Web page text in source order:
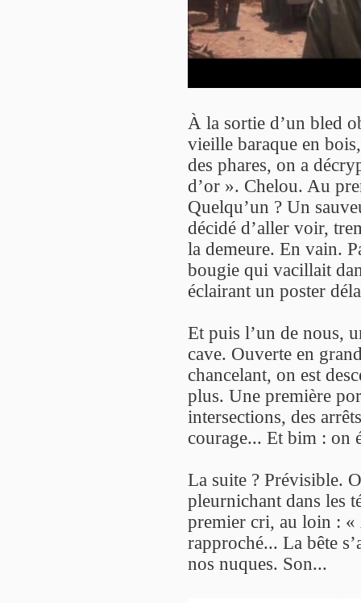
À la sortie d’un bled
vieille baraque en
des phares, on a
d’or ». Chelou. Au
Quelqu’un ? Un
décidé d’aller voir,
la demeure. En vain.
bougie qui vacillait
éclairant un poster
Et puis l’un de nous,
cave. Ouverte en
chancelant, on est
plus. Une première
intersections, des
courage... Et bim : on
La suite ? Prévisible.
pleurnichant dans les
premier cri, au loin : «
rapproché... La bête
nos nuques. Son...